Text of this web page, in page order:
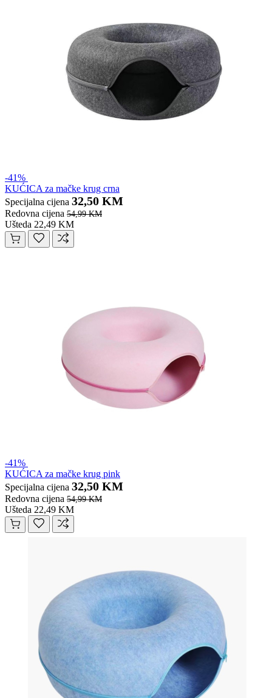
-41%
KUĆICA za mačke krug crna
Specijalna cijena 32,50 KM
Redovna cijena 54,99 KM
Ušteda 22,49 KM
-41%
KUĆICA za mačke krug pink
Specijalna cijena 32,50 KM
Redovna cijena 54,99 KM
Ušteda 22,49 KM